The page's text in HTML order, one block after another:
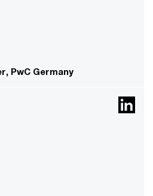
PwC Germany